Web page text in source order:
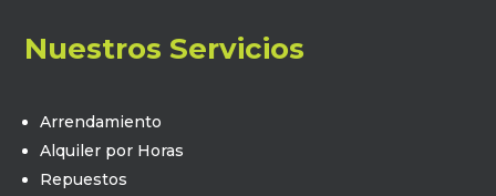
Nuestros Servicios
Arrendamiento
Alquiler por Horas
Repuestos